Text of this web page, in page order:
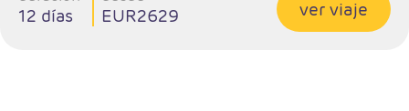
12 días EUR2629 ver viaje